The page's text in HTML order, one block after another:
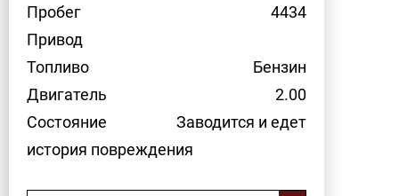
Пробег
4434
Привод
Топливо
Бензин
Двигатель
2.00
Состояние
Заводится и едет
история повреждения